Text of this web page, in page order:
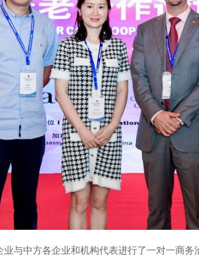
业与中方各企业和机构代表进行了一对一商务